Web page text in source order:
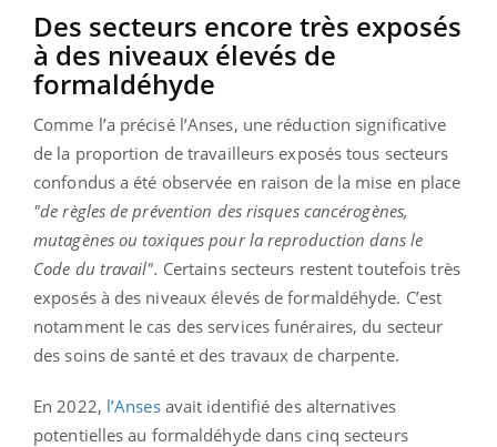
Des secteurs encore très exposés
à des niveaux élevés de
formaldéhyde
Comme l’a précisé l’Anses, une réduction significative
de la proportion de travailleurs exposés tous secteurs
confondus a été observée en raison de la mise en place
"de règles de prévention des risques cancérogènes,
mutagènes ou toxiques pour la reproduction dans le
Code du travail". Certains secteurs restent toutefois très
exposés à des niveaux élevés de formaldéhyde. C’est
notamment le cas des services funéraires, du secteur
des soins de santé et des travaux de charpente.
En 2022, l’Ansesavait identifié des alternatives
potentielles au formaldéhyde dans cinq secteurs